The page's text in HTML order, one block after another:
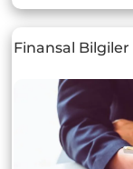
Finansal Bilgiler